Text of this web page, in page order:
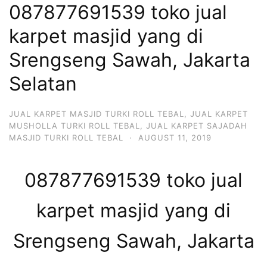
087877691539 toko jual
karpet masjid yang di
Srengseng Sawah, Jakarta
Selatan
JUAL KARPET MASJID TURKI ROLL TEBAL
JUAL KARPET
MUSHOLLA TURKI ROLL TEBAL
JUAL KARPET SAJADAH
MASJID TURKI ROLL TEBAL
· AUGUST 11, 2019
087877691539 toko jual
karpet masjid yang di
Srengseng Sawah, Jakarta